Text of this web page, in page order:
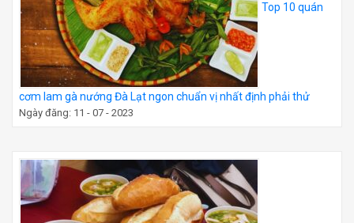
Top 10 quán
cơm lam gà nướng Đà Lạt ngon chuẩn vị nhất định phải thử
Ngày đăng: 11 - 07 - 2023